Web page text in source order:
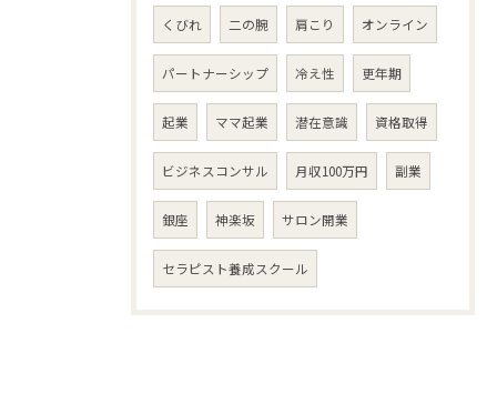
くびれ 二の腕 肩こり オンライン
パートナーシップ 冷え性 更年期
起業 ママ起業 潜在意識 資格取得
ビジネスコンサル 月収100万円 副業
銀座 神楽坂 サロン開業
セラピスト養成スクール